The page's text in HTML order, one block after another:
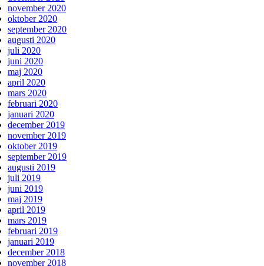
november 2020
oktober 2020
september 2020
augusti 2020
juli 2020
juni 2020
maj 2020
april 2020
mars 2020
februari 2020
januari 2020
december 2019
november 2019
oktober 2019
september 2019
augusti 2019
juli 2019
juni 2019
maj 2019
april 2019
mars 2019
februari 2019
januari 2019
december 2018
november 2018